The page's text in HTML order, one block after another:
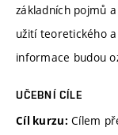
základních pojmů
užití teoretického
informace budou
UČEBNÍ CÍLE
Cíl kurzu: Cílem